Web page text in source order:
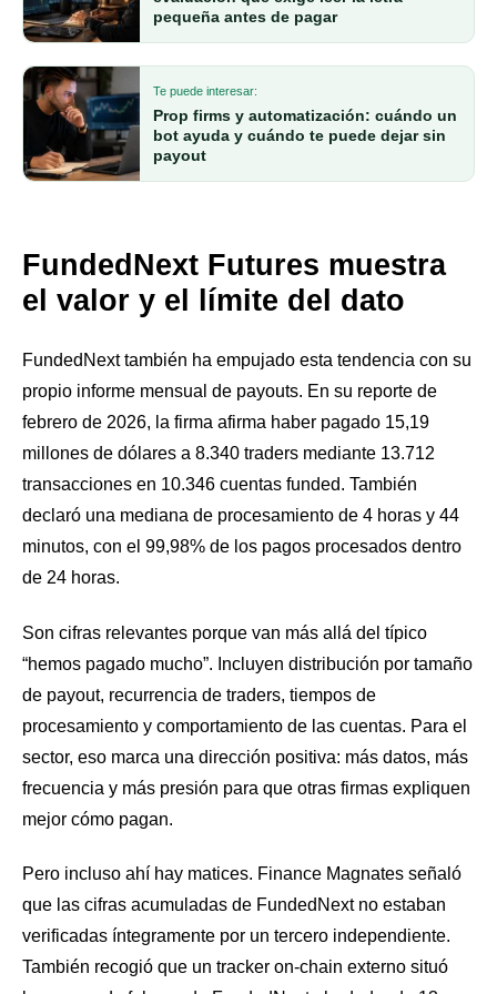
pequeña antes de pagar
Te puede interesar:
Prop firms y automatización: cuándo un
bot ayuda y cuándo te puede dejar sin
payout
FundedNext Futures muestra
el valor y el límite del dato
FundedNext también ha empujado esta tendencia con su
propio informe mensual de payouts. En su reporte de
febrero de 2026, la firma afirma haber pagado 15,19
millones de dólares a 8.340 traders mediante 13.712
transacciones en 10.346 cuentas funded. También
declaró una mediana de procesamiento de 4 horas y 44
minutos, con el 99,98% de los pagos procesados dentro
de 24 horas.
Son cifras relevantes porque van más allá del típico
“hemos pagado mucho”. Incluyen distribución por tamaño
de payout, recurrencia de traders, tiempos de
procesamiento y comportamiento de las cuentas. Para el
sector, eso marca una dirección positiva: más datos, más
frecuencia y más presión para que otras firmas expliquen
mejor cómo pagan.
Pero incluso ahí hay matices. Finance Magnates señaló
que las cifras acumuladas de FundedNext no estaban
verificadas íntegramente por un tercero independiente.
También recogió que un tracker on-chain externo situó